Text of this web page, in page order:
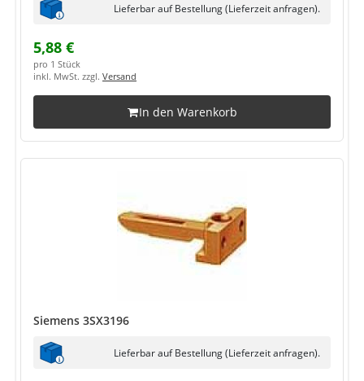
Lieferbar auf Bestellung (Lieferzeit anfragen).
5,88 €
pro 1 Stück
inkl. MwSt. zzgl. Versand
In den Warenkorb
Siemens 3SX3196
Lieferbar auf Bestellung (Lieferzeit anfragen).